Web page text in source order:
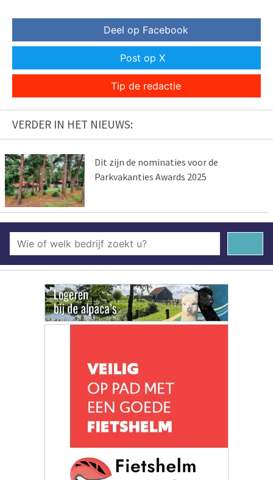
Deel op Facebook
Post op X
Tip de redactie
VERDER IN HET NIEUWS:
Dit zijn de nominaties voor de
Parkvakanties Awards 2025